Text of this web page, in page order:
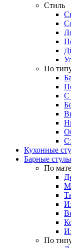
Стиль
По
С
Кухонные
Барные
По
По